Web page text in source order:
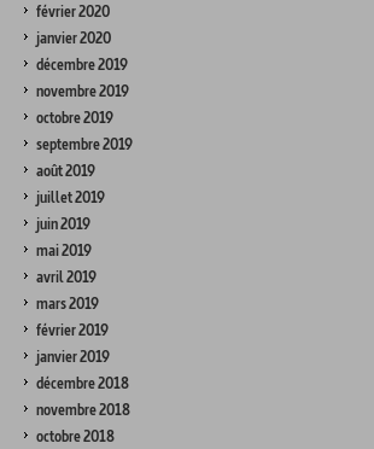
février 2020
janvier 2020
décembre 2019
novembre 2019
octobre 2019
septembre 2019
août 2019
juillet 2019
juin 2019
mai 2019
avril 2019
mars 2019
février 2019
janvier 2019
décembre 2018
novembre 2018
octobre 2018